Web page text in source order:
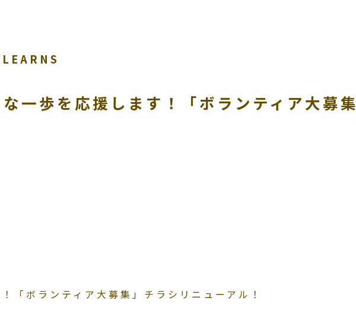
一歩を応援します！「ボランティア大募
「ボランティア大募集」チラシリニューアル！